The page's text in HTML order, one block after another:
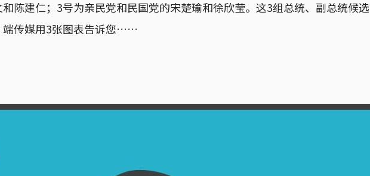
陈建仁；3号为亲民党和民国党的宋楚瑜和徐欣莹。这3组总统、副总统候选
端传媒用3张图表告诉您……